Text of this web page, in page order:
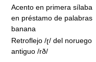
Acento en primera sílaba
en préstamo de palabras
banana
Retroflejo /ɽ/ del noruego
antiguo /rð/